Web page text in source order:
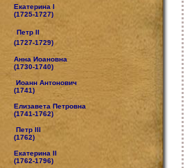
Екатерина I
(1725-1727)
Петр II
(1727-1729)
Анна Иоановна
(1730-1740)
Иоанн Антонович
(1741)
Елизавета Петровна
(1741-1762)
Петр III
(1762)
Екатерина II
(1762-1796)